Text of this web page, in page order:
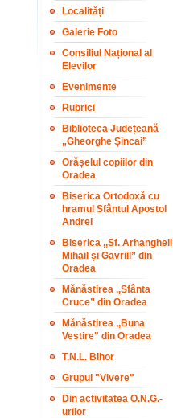
Localități
Galerie Foto
Consiliul Național al
Elevilor
Evenimente
Rubrici
Biblioteca Județeană
„Gheorghe Șincai”
Orășelul copiilor din
Oradea
Biserica Ortodoxă cu
hramul Sfântul Apostol
Andrei
Biserica ,,Sf. Arhangheli
Mihail și Gavriil” din
Oradea
Mănăstirea ,,Sfânta
Cruce” din Oradea
Mănăstirea ,,Buna
Vestire" din Oradea
T.N.L. Bihor
Grupul "Vivere"
Din activitatea O.N.G.-
urilor